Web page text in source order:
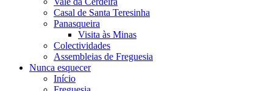
Casal de Santa Teresinha
Panasqueira
Visita às Minas
Colectividades
Assembleias de Freguesia
Nunca esquecer
Início